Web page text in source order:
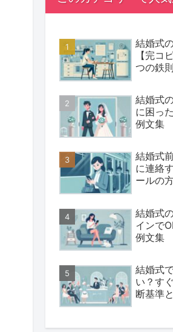
結婚式
【完コ
つの鉄則
結婚式
に困っ
例文集
結婚式
に連絡
ールの
結婚式
インで
例文集
結婚式
い？す
断基準